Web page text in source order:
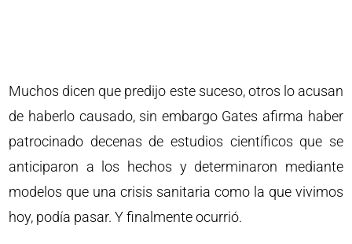
Muchos dicen que predijo este suceso, otros lo acusan
de haberlo causado, sin embargo Gates afirma haber
patrocinado decenas de estudios científicos que se
anticiparon a los hechos y determinaron mediante
modelos que una crisis sanitaria como la que vivimos
hoy, podía pasar. Y finalmente ocurrió.